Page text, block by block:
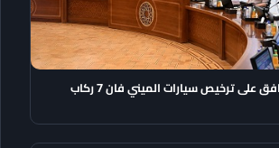
مجلس الوزراء يوافق على ترخيص سيارات الميني فان 7 ركاب